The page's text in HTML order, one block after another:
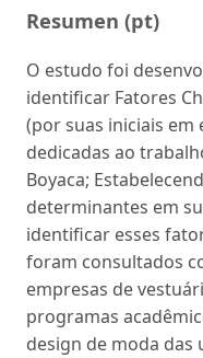
Resumen (pt)
O estudo foi
identificar Fatores
(por suas iniciais em
dedicadas ao
Boyaca;
determinantes em
identificar esses
foram consultados
empresas de
programas
design de moda das